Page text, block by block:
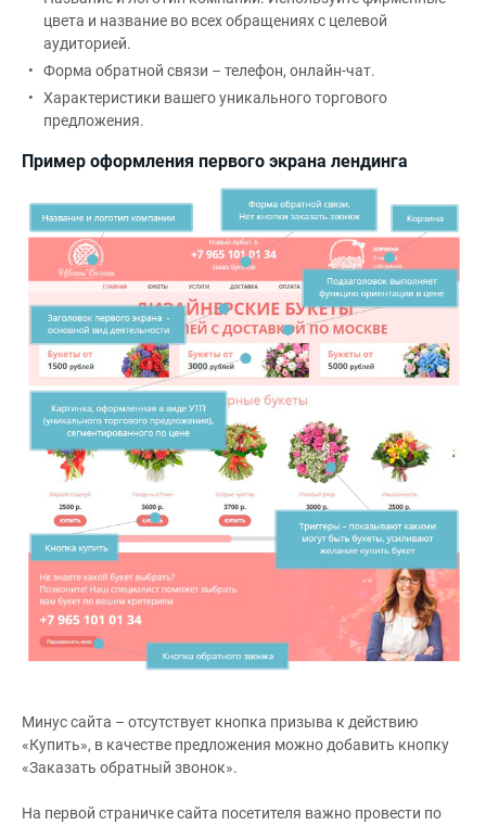
цвета и название во всех обращениях с целевой
аудиторией.
Форма обратной связи – телефон, онлайн-чат.
Характеристики вашего уникального торгового
предложения.
Пример оформления первого экрана лендинга
Минус сайта – отсутствует кнопка призыва к действию
«Купить», в качестве предложения можно добавить кнопку
«Заказать обратный звонок».
На первой страничке сайта посетителя важно провести по